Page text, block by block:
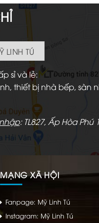
LINH TÚ
sỉ và lẻ:
thiết bị nhà bếp,
: TL827, Ấp Hòa Phú
MẠNG XÃ HỘI
Fanpage: Mỹ Linh Tú
Instagram: Mỹ Linh Tú